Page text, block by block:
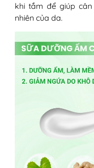
khi tắm để giúp
nhiên của da.